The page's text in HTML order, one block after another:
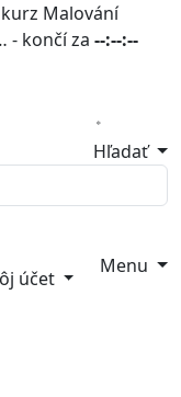
Malování
- končí za --:--:--
Hľadať
účet
Menu